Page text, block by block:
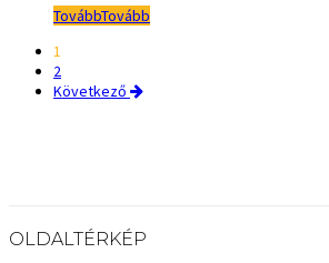
TovábbTovább
1
2
Következő
OLDALTÉRKÉP